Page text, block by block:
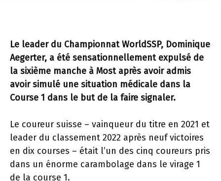
Le leader du Championnat WorldSSP, Dominique
Aegerter, a été sensationnellement expulsé de
la sixième manche à Most après avoir admis
avoir simulé une situation médicale dans la
Course 1 dans le but de la faire signaler.
Le coureur suisse – vainqueur du titre en 2021 et
leader du classement 2022 après neuf victoires
en dix courses – était l’un des cinq coureurs pris
dans un énorme carambolage dans le virage 1
de la course 1.